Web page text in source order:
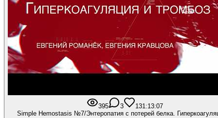
395 3 131:13:07
Simple Hemostasis №7/Энтеропатия с потерей белка.